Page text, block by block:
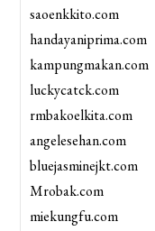
saoenkkito.com
handayaniprima.com
kampungmakan.com
luckycatck.com
rmbakoelkita.com
angelesehan.com
bluejasminejkt.com
Mrobak.com
miekungfu.com